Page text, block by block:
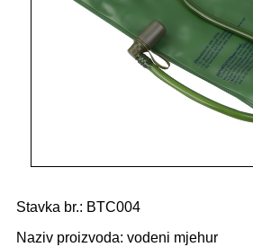
Stavka br.: BTC004
Naziv proizvoda: vodeni mjehur